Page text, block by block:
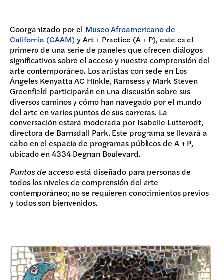
Coorganizado por el Museo Afroamericano de
California (CAAM) y Art + Practice (A + P), este es el
primero de una serie de paneles que ofrecen diálogos
significativos sobre el acceso y nuestra comprensión del
arte contemporáneo. Los artistas con sede en Los
Ángeles Kenyatta AC Hinkle, Ramsess y Mark Steven
Greenfield participarán en una discusión sobre sus
diversos caminos y cómo han navegado por el mundo
del arte en varios puntos de sus carreras. La
conversación estará moderada por Isabelle Lutterodt,
directora de Barnsdall Park. Este programa se llevará a
cabo en el espacio de programas públicos de A + P,
ubicado en 4334 Degnan Boulevard.
Puntos de acceso está diseñado para personas de
todos los niveles de comprensión del arte
contemporáneo; no se requieren conocimientos previos
y todos son bienvenidos.